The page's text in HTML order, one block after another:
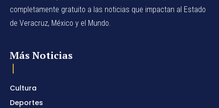
completamente gratuito a las noticias que impactan al Estado
de Veracruz, México y el Mundo.
Más Noticias
Cultura
Deportes